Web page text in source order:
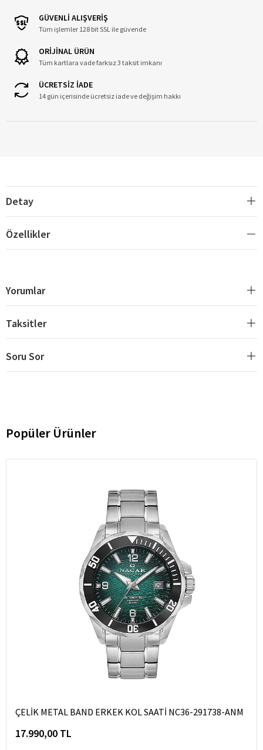
GÜVENLİ ALIŞVERİŞ
Tüm işlemler 128 bit SSL ile güvende
ORİJİNAL ÜRÜN
Tüm kartlara vade farksız 3 taksit imkanı
ÜCRETSİZ İADE
14 gün içerisinde ücretsiz iade ve değişim hakkı
Detay
Özellikler
Yorumlar
Taksitler
Soru Sor
Popüler Ürünler
ÇELİK METAL BAND ERKEK KOL SAATİ NC36-291738-ANM
17.990,00 TL